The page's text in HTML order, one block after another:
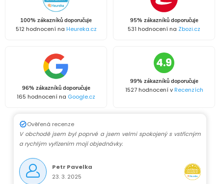
100% zákazníků doporučuje
512 hodnocení na Heureka.cz
95% zákazníků doporučuje
531 hodnocení na Zbozi.cz
96% zákazníků doporučuje
165 hodnocení na Google.cz
4.9
99% zákazníků doporučuje
1527 hodnocení vRecenzích
Ověřená recenze
V obchodě jsem byl poprvé a jsem velmi spokojený s vstřícným
a rychlým vyřízením mojí objednávky.
Petr Pavelka
23. 3. 2025